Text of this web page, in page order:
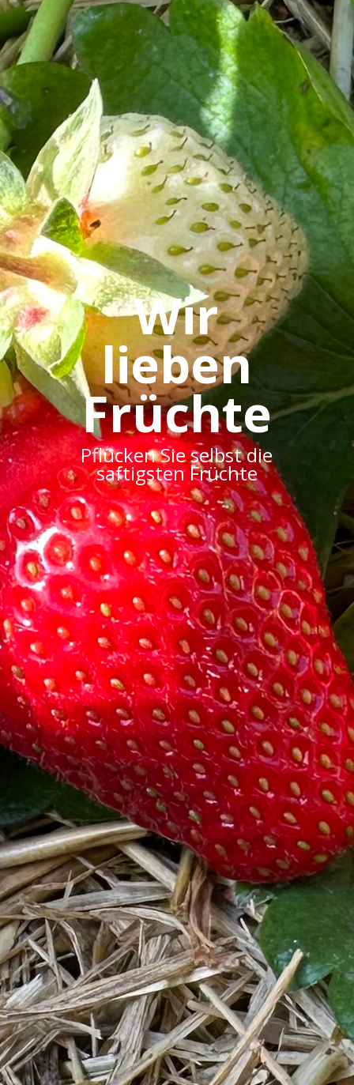
Wir
lieben
Früchte
Pflücken Sie selbst die
saftigsten Früchte